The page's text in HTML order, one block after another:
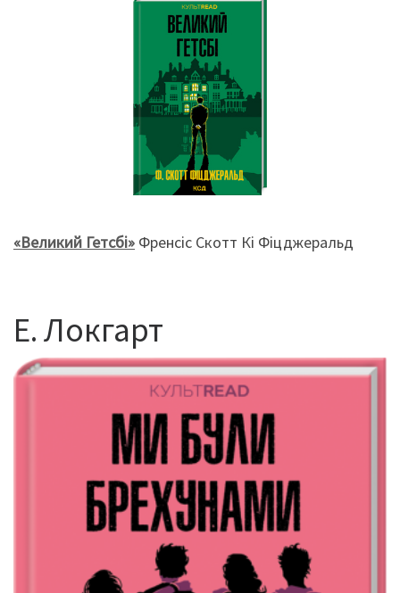
«Великий Гетсбі» Френсіс Скотт Кі Фіцджеральд
Е. Локгарт